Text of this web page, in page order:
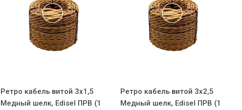
Ретро кабель витой 3x1,5
Медный шелк, Edisel ПРВ (1
Ретро кабель витой 3x2,5
Медный шелк, Edisel ПРВ (1